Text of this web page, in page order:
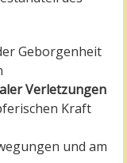
Geborgenheit
Verletzungen
Kraft
und am